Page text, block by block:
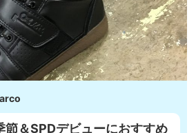
節＆SPDデビューにおすすめ